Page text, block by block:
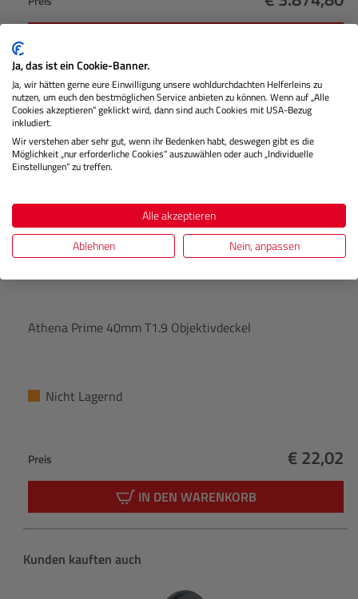
Regulärer
Produktgalerie überspringen
Passend dazu
Athena Prime 40mm T1.9 Objektivdeckel
Nicht Lagernd
Preis € 22,02
IN DEN WARENKORB
Produktgalerie überspringen
Kunden kauften auch
Ja, das ist ein Cookie-Banner.
Ja, wir hätten gerne eure Einwilligung unsere wohldurchdachten Helferleins zu
nutzen, um euch den bestmöglichen Service anbieten zu können. Wenn auf „Alle
Cookies akzeptieren“ geklickt wird, dann sind auch Cookies mit USA-Bezug
inkludiert.
Wir verstehen aber sehr gut, wenn ihr Bedenken habt, deswegen gibt es die
Möglichkeit „nur erforderliche Cookies“ auszuwählen oder auch „Individuelle
Einstellungen“ zu treffen.
Alle akzeptieren
Ablehnen
Nein, anpassen